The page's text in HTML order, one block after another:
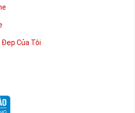
Đẹp Của Tôi